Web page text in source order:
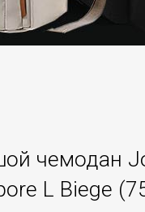
чемодан
L Biege